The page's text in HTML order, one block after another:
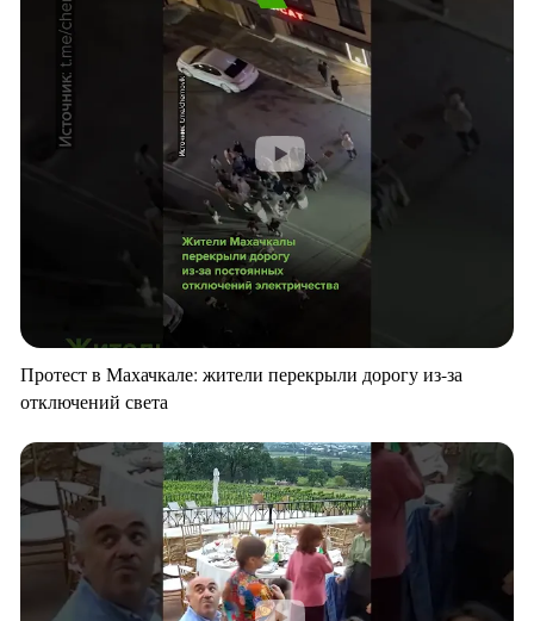
Протест в Махачкале: жители перекрыли дорогу из-за
отключений света